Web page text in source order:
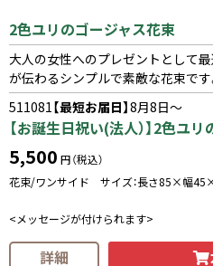
2色ユリのゴージャス花束
大人の女性へのプレゼントとして
が伝わるシンプルで素敵な花束です
511081【最短お届日】8月8日～
【お誕生日祝い(法人）】2色ユリ
5,500 円（税込）
花束/ワンサイド サイズ：長さ85×幅
<メッセージが付けられます>
詳細